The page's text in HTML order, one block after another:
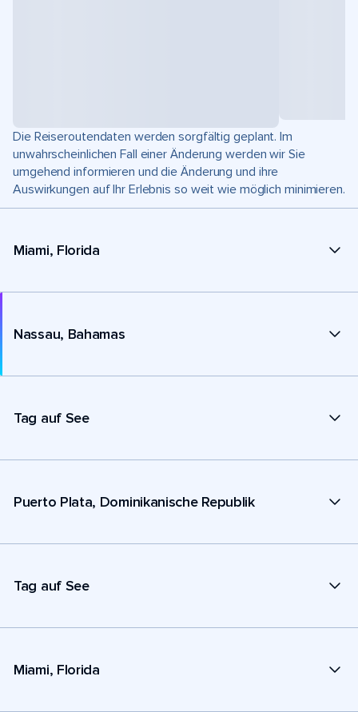
Die Reiseroutendaten werden sorgfältig geplant. Im
unwahrscheinlichen Fall einer Änderung werden wir Sie
umgehend informieren und die Änderung und ihre
Auswirkungen auf Ihr Erlebnis so weit wie möglich minimieren.
Miami, Florida
Nassau, Bahamas
Tag auf See
Puerto Plata, Dominikanische Republik
Tag auf See
Miami, Florida